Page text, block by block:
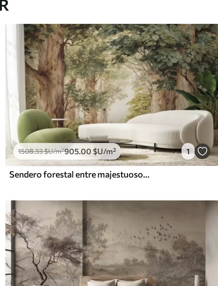
1508.33$U/m²905.00 $U/m² 1
Sendero forestal entre majestuosos árboles en estilo acuarela